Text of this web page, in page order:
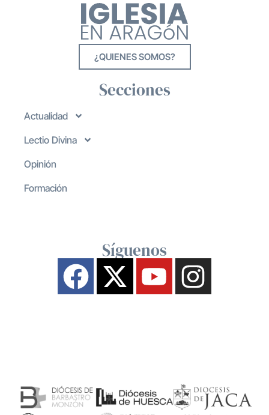
¿QUIENES SOMOS?
Secciones
Actualidad
Lectio Divina
Opinión
Formación
Síguenos